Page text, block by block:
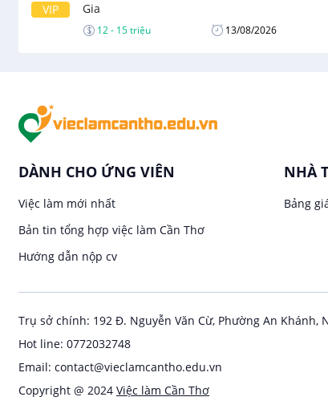
VIP
Gia
12 - 15 triệu 13/08/2026
DÀNH CHO ỨNG VIÊN
Việc làm mới nhất
Bản tin tổng hợp việc làm Cần Thơ
Hướng dẫn nộp cv
NHÀ
Bảng
Trụ sở chính: 192 Đ. Nguyễn Văn Cừ, Phường An Khánh,
Hot line: 0772032748
Email: contact@vieclamcantho.edu.vn
Copyright @ 2024 Việc làm Cần Thơ